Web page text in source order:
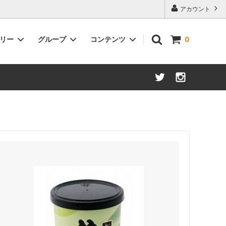
アカウント
0
ー グループ コンテンツ